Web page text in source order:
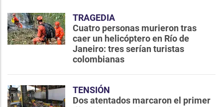
TRAGEDIA
Cuatro personas murieron tras
caer un helicóptero en Río de
Janeiro: tres serían turistas
colombianas
TENSIÓN
Dos atentados marcaron el primer